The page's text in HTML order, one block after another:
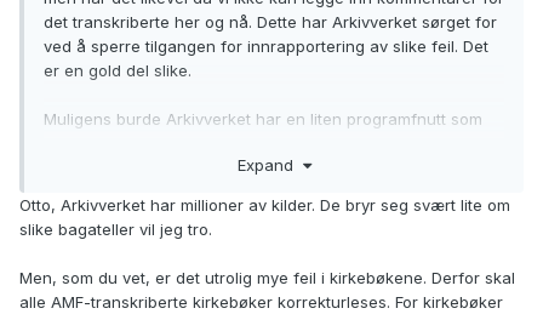
det transkriberte her og nå. Dette har Arkivverket sørget for
ved å sperre tilgangen for innrapportering av slike feil. Det
er en gold del slike.
Muligens burde Arkivverket har en liten programfnutt som
logiske feil. Det er mye feil ved at bl.a. kirkeåret og det
Expand
Otto, Arkivverket har millioner av kilder. De bryr seg svært lite om
slike bagateller vil jeg tro.
Men, som du vet, er det utrolig mye feil i kirkebøkene. Derfor skal
alle AMF-transkriberte kirkebøker korrekturleses. For kirkebøker